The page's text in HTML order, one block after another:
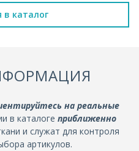
в каталог
на реальные
в каталоге приближенно
и служат для контроля
артикулов.